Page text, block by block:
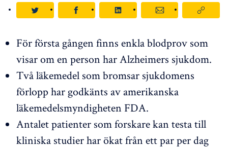
För första gången finns enkla blodprov som
visar om en person har Alzheimers sjukdom.
Två läkemedel som bromsar sjukdomens
förlopp har godkänts av amerikanska
läkemedelsmyndigheten FDA.
Antalet patienter som forskare kan testa till
kliniska studier har ökat från ett par per dag